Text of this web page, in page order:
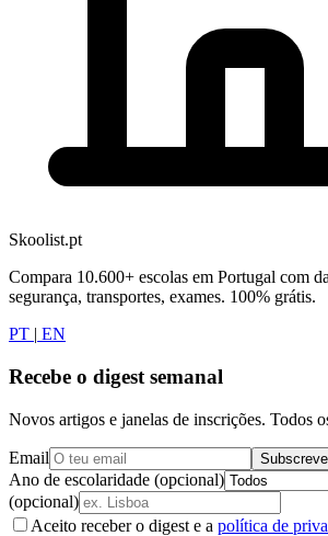
Skoolist.pt
Compara 10.600+ escolas em Portugal com
segurança, transportes, exames. 100% grátis.
PT | EN
Recebe o digest semanal
Novos artigos e janelas de inscrições. Todos
Email
Ano de escolaridade (opcional)
(opcional)
Aceito receber o digest e a política de